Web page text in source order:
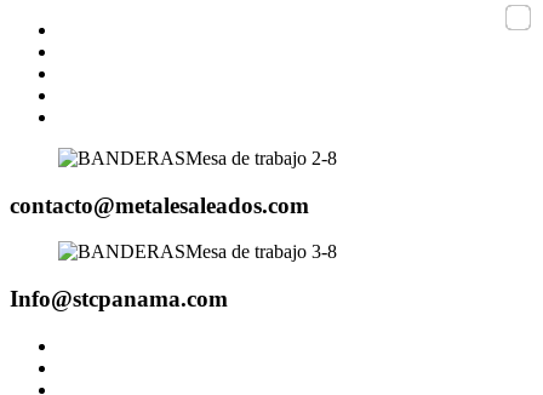
contacto@metalesaleados.com
Info@stcpanama.com